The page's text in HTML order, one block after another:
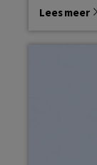
Lees meer